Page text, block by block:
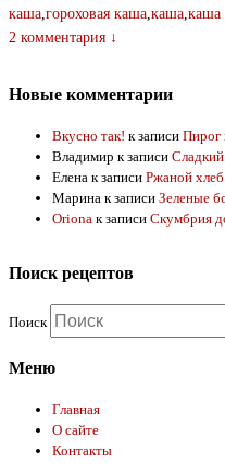
каша,гороховая каша,каша,каша
2 комментария ↓
Новые комментарии
Вкусно так! к записи Пирог
Владимир к записи
Елена к записи Ржаной
Марина к записи Зеленые
Oriona к записи Скумбрия
Поиск рецептов
Поиск
Меню
Главная
О сайте
Контакты